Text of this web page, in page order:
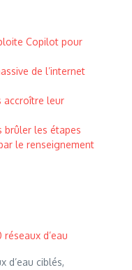
Copilot pour
de l’internet
accroître leur
brûler les étapes
le renseignement
d’eau
d’eau ciblés,